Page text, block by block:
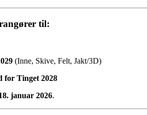
til:
(Inne, Skive, Felt, Jakt/3D)
for Tinget 2028
januar 2026.